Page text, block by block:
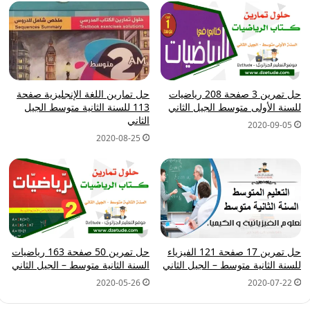
حل تمرين 3 صفحة 208 رياضيات
للسنة الأولى متوسط الجيل الثاني
2020-09-05
حل تمارين اللغة الإنجليزية صفحة
113 للسنة الثانية متوسط الجيل
الثاني
2020-08-25
حل تمرين 17 صفحة 121 الفيزياء
للسنة الثانية متوسط – الجيل الثاني
2020-07-22
حل تمرين 50 صفحة 163 رياضيات
السنة الثانية متوسط – الجيل الثاني
2020-05-26